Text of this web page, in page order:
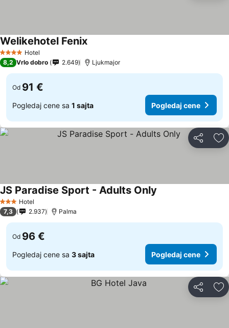
4 ZvezdiceHotel
Welikehotel Fenix
8,2 Vrlo dobro 2.649 Ljukmajor
Od 91 €
Pogledaj cene sa 1 sajta Pogledaj cene
Deli
3 Zvezdice
Hotel
JS Paradise Sport - Adults Only
7,3 2.937 Palma
Od 96 €
Pogledaj cene sa 3 sajta Pogledaj cene
Deli